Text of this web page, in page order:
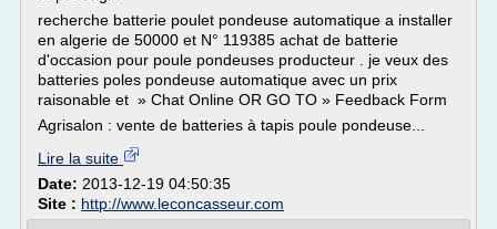
recherche batterie poulet pondeuse automatique a installer
en algerie de 50000 et N° 119385 achat de batterie
d'occasion pour poule pondeuses producteur . je veux des
batteries poles pondeuse automatique avec un prix
raisonable et » Chat Online OR GO TO » Feedback Form
Agrisalon : vente de batteries à tapis poule pondeuse...
Lire la suite
Date: 2013-12-19 04:50:35
Site : http://www.leconcasseur.com